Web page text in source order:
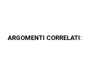
ARGOMENTI CORRELATI: